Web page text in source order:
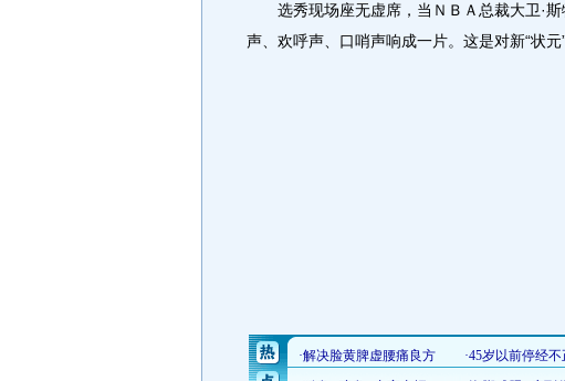
选秀现场座无虚席，当ＮＢＡ总裁大卫·斯
声、欢呼声、口哨声响成一片。 这是对新“状